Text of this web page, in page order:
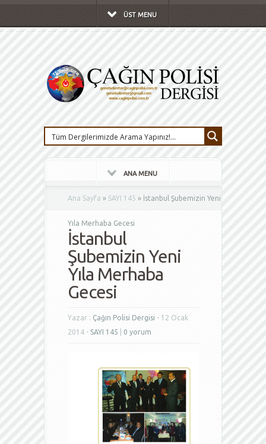
ÜST MENU
ANA MENU
Ana Sayfa » SAYI 145 » İstanbul Şubemizin Yeni
Yıla Merhaba Gecesi
İstanbul
Şubemizin Yeni
Yıla Merhaba
Gecesi
Yazar : Çağın Polisi Dergisi - 12 Ocak
2014 - SAYI 145 0 yorum